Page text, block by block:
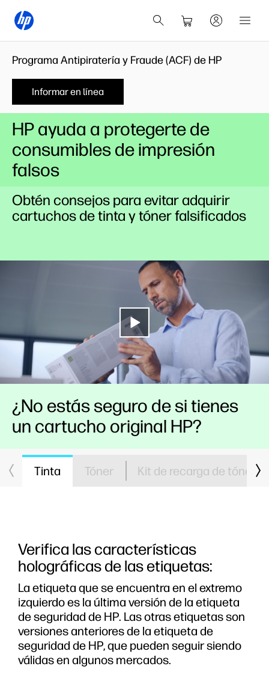
Programa Antipiratería y Fraude (ACF) de HP
Informar en línea
HP ayuda a protegerte de
consumibles de impresión
falsos
Obtén consejos para evitar adquirir
cartuchos de tinta y tóner falsificados
¿No estás seguro de si tienes
un cartucho original HP?
Tinta Tóner Kit de recarga de tóner
Verifica las características
holográficas de las etiquetas:
La etiqueta que se encuentra en el extremo
izquierdo es la última versión de la etiqueta
de seguridad de HP. Las otras etiquetas son
versiones anteriores de la etiqueta de
seguridad de HP, que pueden seguir siendo
válidas en algunos mercados.